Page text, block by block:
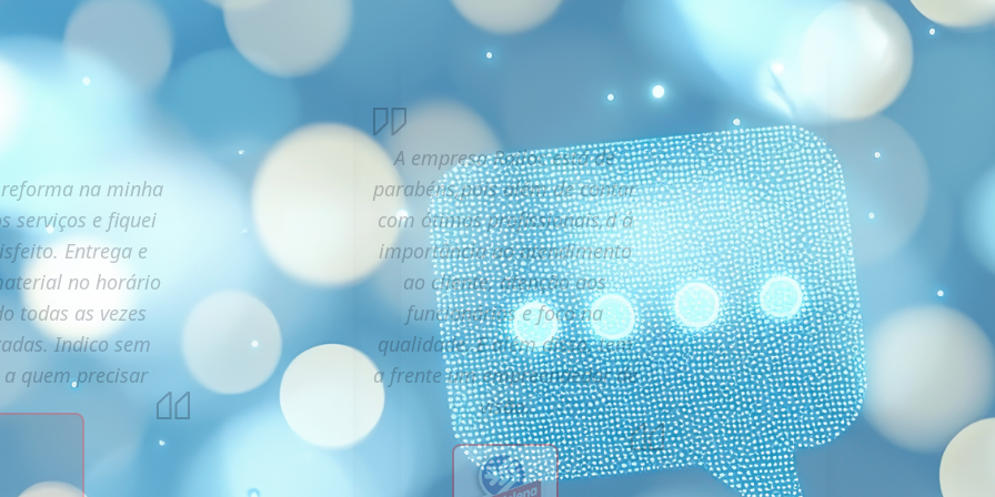
na minha
serviços e fiquei
Entrega e
no horário
todas as vezes
Indico sem
quem precisar
A empresa Railoc está de
parabéns,pois além de contar
com ótimos profissionais,d á
importância ao atendimento
ao cliente, atenção aos
funcionários e foco na
qualidade. E além disso, tem
a frente um empreendedor de
visão.